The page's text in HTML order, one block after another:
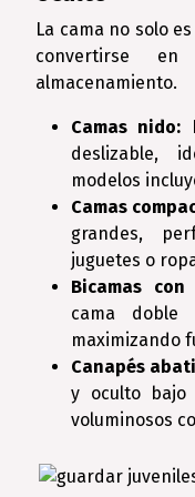
La cama no solo
convertirse
almacenamiento.
Camas nido:
deslizable,
modelos
Camas
grandes,
juguetes o
Bicamas con
cama doble
maximizando
Canapés
y oculto bajo
voluminosos